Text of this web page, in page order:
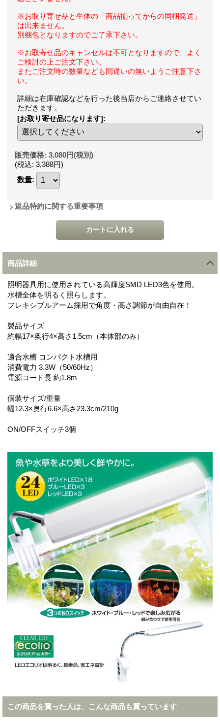
※お取り寄せ品と生体の「商品揃ってからの同梱発送」
は出来ません。
別梱包となりますのでご了承下さい。
※お取寄せ品のキャンセルは不可となりますので、よく
ご検討の上ご注文下さい。
またご注文時の数量なども間違いの無いようご注意下さ
い。
詳細は在庫確認などを行った後当店からご連絡させてい
ただきます。
[お取り寄せ品になります]:
販売価格: 3,080円(税別)
(税込: 3,388円)
数量:
返品特約に関する重要事項
商品詳細
照明器具用に使用されている高輝度SMD LED3色を使用。
水槽全体を明るく照らします。
フレキシブルアーム採用で角度・高さ調節が自由自在！
製品サイズ
約幅17×奥行4×高さ1.5cm（本体部のみ）
適合水槽 コンパクト水槽用
消費電力 3.3W（50/60Hz）
電源コード長 約1.8m
個装サイズ/重量
幅12.3×奥行6.6×高さ23.3cm/210g
ON/OFFスイッチ3個
この商品を買った人は、こんな商品も買っています